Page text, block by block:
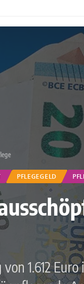
PFLEGEGELD
1.612